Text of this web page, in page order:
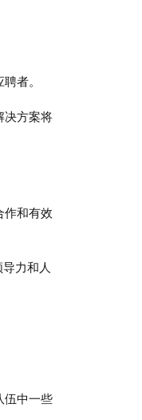
者。
决方案将
作和有效
力和人
伍中一些